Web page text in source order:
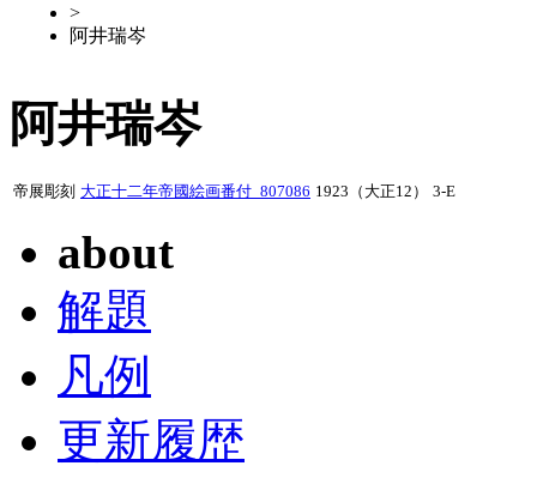
>
阿井瑞岑
阿井瑞岑
帝展彫刻 大正十二年帝國絵画番付_807086 1923（大正12） 3-E
about
解題
凡例
更新履歴